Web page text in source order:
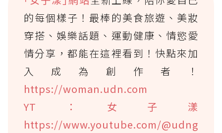
的每個樣子！最棒的美食旅遊、美妝
穿搭、娛樂話題、運動健康、情慾愛
情分享，都能在這裡看到！快點來加
入成為創作者！
https://woman.udn.com
YT：女子漾
https://www.youtube.com/@udng